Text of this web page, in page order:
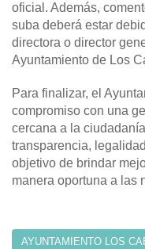
oficial. Además,
suba deberá estar
directora o director
Ayuntamiento de Los
Para finalizar, el
compromiso con una
cercana a la
transparencia,
objetivo de brindar
manera oportuna a las
AYUNTAMIENTO LOS